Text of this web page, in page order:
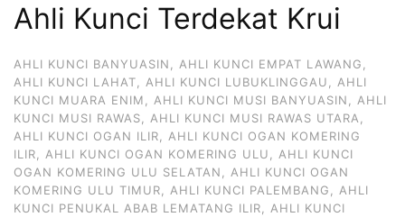
Ahli Kunci Terdekat Krui
AHLI KUNCI BANYUASIN, AHLI KUNCI EMPAT LAWANG,
AHLI KUNCI LAHAT, AHLI KUNCI LUBUKLINGGAU, AHLI
KUNCI MUARA ENIM, AHLI KUNCI MUSI BANYUASIN, AHLI
KUNCI MUSI RAWAS, AHLI KUNCI MUSI RAWAS UTARA,
AHLI KUNCI OGAN ILIR, AHLI KUNCI OGAN KOMERING
ILIR, AHLI KUNCI OGAN KOMERING ULU, AHLI KUNCI
OGAN KOMERING ULU SELATAN, AHLI KUNCI OGAN
KOMERING ULU TIMUR, AHLI KUNCI PALEMBANG, AHLI
KUNCI PENUKAL ABAB LEMATANG ILIR, AHLI KUNCI